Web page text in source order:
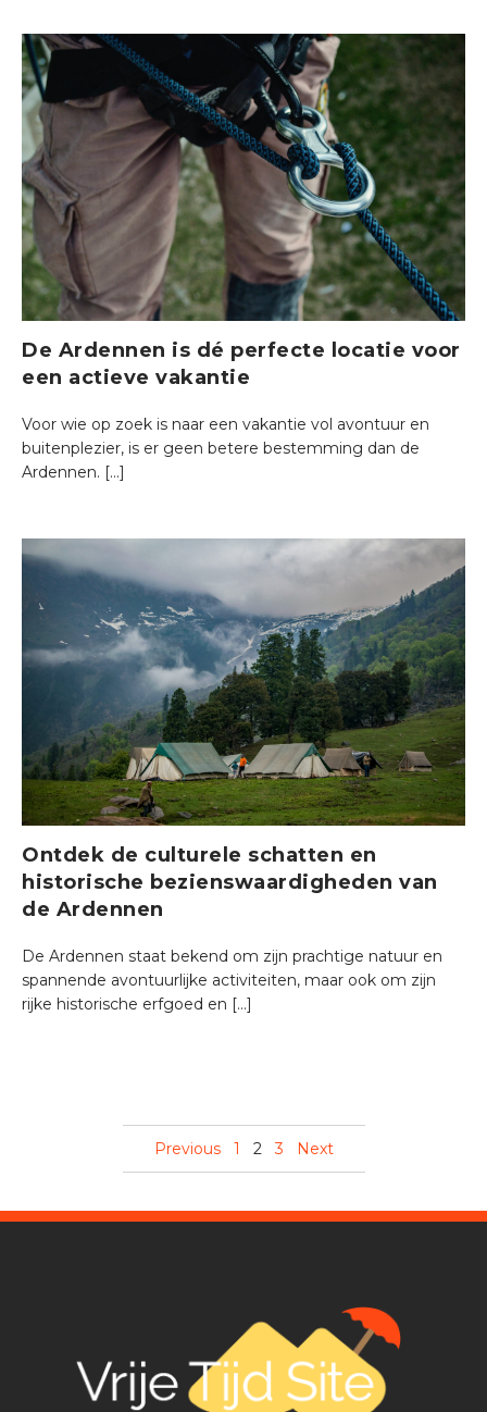
De Ardennen is dé perfecte locatie voor
een actieve vakantie
Voor wie op zoek is naar een vakantie vol avontuur en
buitenplezier, is er geen betere bestemming dan de
Ardennen. […]
Ontdek de culturele schatten en
historische bezienswaardigheden van
de Ardennen
De Ardennen staat bekend om zijn prachtige natuur en
spannende avontuurlijke activiteiten, maar ook om zijn
rijke historische erfgoed en […]
Previous 1 2 3 Next